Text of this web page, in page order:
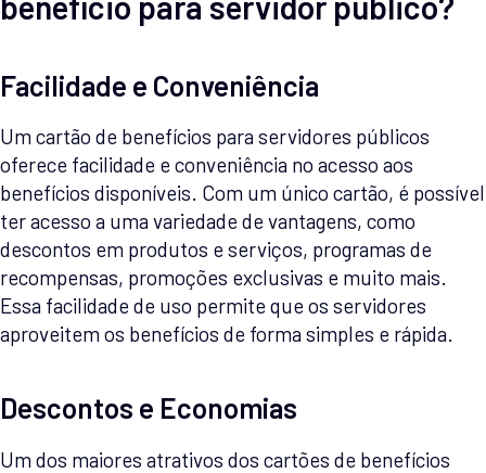
Facilidade e Conveniência
Um cartão de benefícios para servidores públicos
oferece facilidade e conveniência no acesso aos
benefícios disponíveis. Com um único cartão, é possível
ter acesso a uma variedade de vantagens, como
descontos em produtos e serviços, programas de
recompensas, promoções exclusivas e muito mais.
Essa facilidade de uso permite que os servidores
aproveitem os benefícios de forma simples e rápida.
Descontos e Economias
Um dos maiores atrativos dos cartões de benefícios